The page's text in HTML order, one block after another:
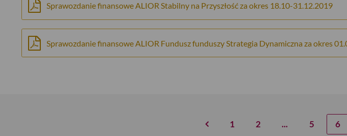
Sprawozdanie finansowe ALIOR Stabilny na Przyszłość za okres 18.10-31.12.2019
Sprawozdanie finansowe ALIOR Fundusz funduszy Strategia Dynamiczna za okres
1 2 ... 5 6